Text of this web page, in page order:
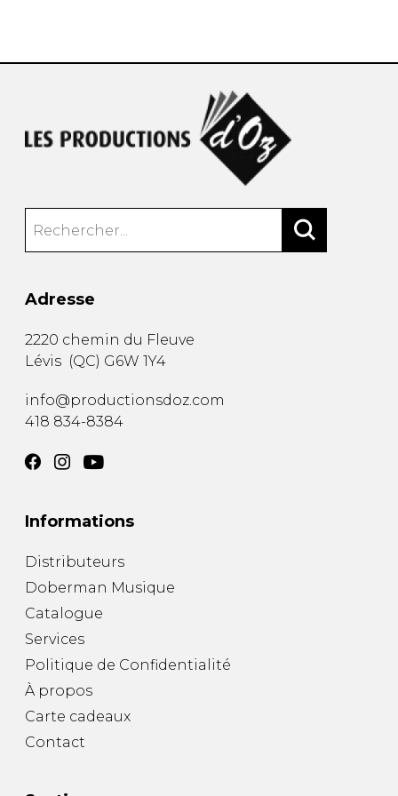
Adresse
2220 chemin du Fleuve
Lévis (QC) G6W 1Y4
info@productionsdoz.com
418 834-8384
Informations
Distributeurs
Doberman Musique
Catalogue
Services
Politique de Confidentialité
À propos
Carte cadeaux
Contact